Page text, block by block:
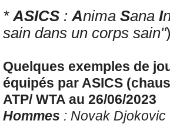
*ASICS :Anima Sana I
sain dans un corps sain")
Quelques exemples de
équipés par ASICS
ATP/ WTA au 26/06/2023
Hommes : Novak Djokovic